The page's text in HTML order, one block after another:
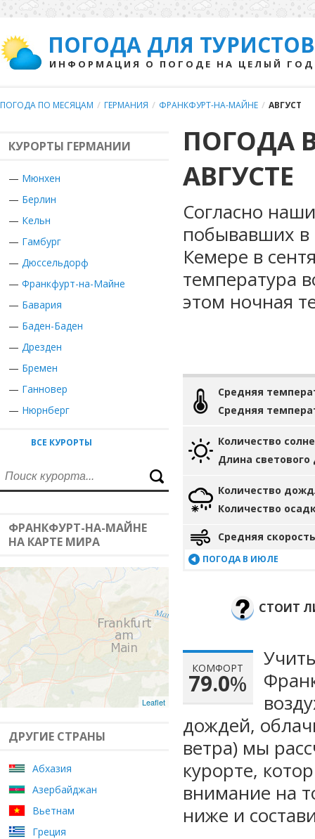
ПОГОДА ДЛЯ ТУРИСТОВ
ИНФОРМАЦИЯ О ПОГОДЕ НА ЦЕЛЫЙ ГОД
ПОГОДА ПО МЕСЯЦАМ / ГЕРМАНИЯ / ФРАНКФУРТ-НА-МАЙНЕ / АВГУСТ
КУРОРТЫ ГЕРМАНИИ
— Мюнхен
— Берлин
— Кельн
— Гамбург
— Дюссельдорф
— Франкфурт-на-Майне
— Бавария
— Баден-Баден
— Дрезден
— Бремен
— Ганновер
— Нюрнберг
ВСЕ КУРОРТЫ
ФРАНКФУРТ-НА-МАЙНЕ
НА КАРТЕ МИРА
Leaflet
ДРУГИЕ СТРАНЫ
Абхазия
Азербайджан
Вьетнам
Греция
ПОГОДА
АВГУСТЕ
Согласно
побывавших в
Кемере в
температура
этом ночная
Средняя
Средняя
Количество
Длина светового
Количество
Количество
Средняя
ПОГОДА В ИЮЛЕ
СТОИТ
КОМФОРТ
79.0%
дождей,
ветра) мы
курорте,
внимание на
ниже и